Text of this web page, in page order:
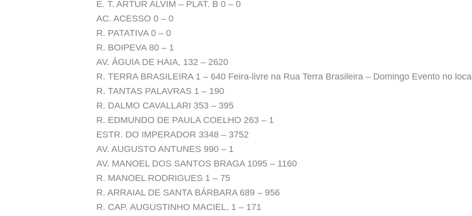
E. T. ARTUR ALVIM – PLAT. B 0 – 0
AC. ACESSO 0 – 0
R. PATATIVA 0 – 0
R. BOIPEVA 80 – 1
AV. ÁGUIA DE HAIA, 132 – 2620
R. TERRA BRASILEIRA 1 – 640 Feira-livre na Rua Terra Brasileira – Domingo Evento no local
R. TANTAS PALAVRAS 1 – 190
R. DALMO CAVALLARI 353 – 395
R. EDMUNDO DE PAULA COELHO 263 – 1
ESTR. DO IMPERADOR 3348 – 3752
AV. AUGUSTO ANTUNES 990 – 1
AV. MANOEL DOS SANTOS BRAGA 1095 – 1160
R. MANOEL RODRIGUES 1 – 75
R. ARRAIAL DE SANTA BÁRBARA 689 – 956
R. CAP. AUGUSTINHO MACIEL, 1 – 171